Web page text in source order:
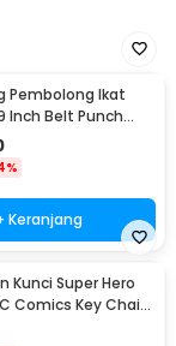
Pembolong Ikat
Inch Belt Punch
Keranjang
Kunci Super Hero
Comics Key Chain
- GB6675